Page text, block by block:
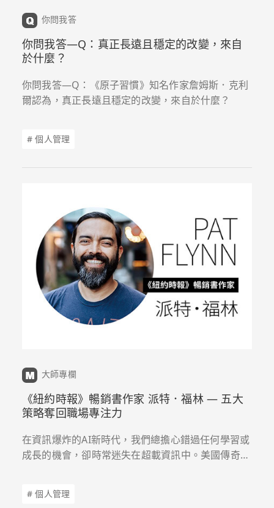
你問我答
你問我答—Q：真正長遠且穩定的改變，來自
於什麼？
你問我答—Q：《原子習慣》知名作家詹姆斯．克利
爾認為，真正長遠且穩定的改變，來自於什麼？
# 個人管理
大師專欄
《紐約時報》暢銷書作家 派特．福林 — 五大
策略奪回職場專注力
在資訊爆炸的AI新時代，我們總擔心錯過任何學習或
成長的機會，卻時常迷失在超載資訊中。美國傳奇創
FOMO（錯失恐懼症），停止無止盡收集資料，透過
# 個人管理